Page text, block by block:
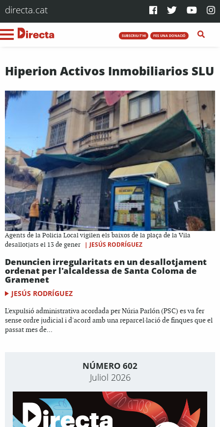
directa.cat
SUBSCRIU-T'HI FES UNA DONACIÓ
Hiperion Activos Inmobiliarios SLU
Agents de la Policia Local vigilen els baixos de la plaça de la Vila
desallotjats el 13 de gener
| JESÚS RODRÍGUEZ
Denuncien irregularitats en un desallotjament
ordenat per l'alcaldessa de Santa Coloma de
Gramenet
JESÚS RODRÍGUEZ
L'expulsió administrativa acordada per Núria Parlón (PSC) es va fer
sense ordre judicial i d'acord amb una reparcel·lació de finques que el
passat mes de...
NÚMERO 602
Juliol 2026